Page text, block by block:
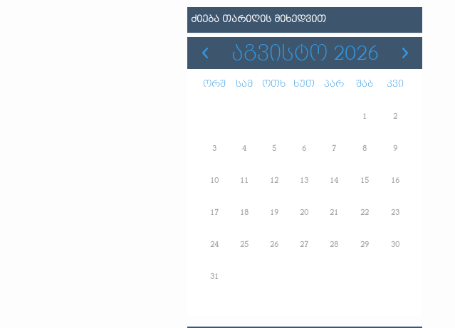
ᲫᲘᲔᲑᲐ ᲗᲐᲠᲘᲦᲘᲡ ᲛᲘᲮᲔᲓᲕᲘᲗ
ᲐᲒᲕᲘᲡᲢᲝ 2026
ორშ სამ ოთხ ხუთ პარ შაბ კვი
1 2
3 4 5 6 7 8 9
10 11 12 13 14 15 16
17 18 19 20 21 22 23
24 25 26 27 28 29 30
31